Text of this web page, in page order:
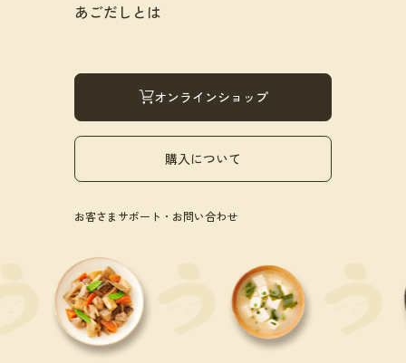
あごだしとは
オンラインショップ
購入について
お客さまサポート・お問い合わせ